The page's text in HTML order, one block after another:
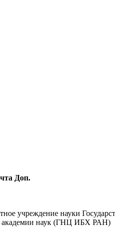
Доп.
учреждение науки
наук (ГНЦ ИБХ РАН)